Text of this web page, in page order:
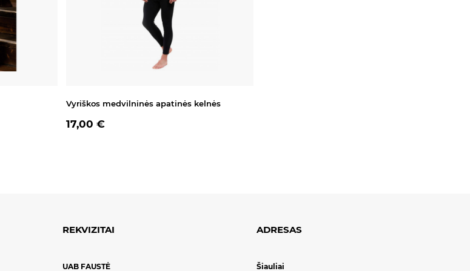
Vyriškos medvilninės apatinės kelnės
17,00 €
REKVIZITAI
UAB FAUSTĖ
ADRESAS
Šiauliai